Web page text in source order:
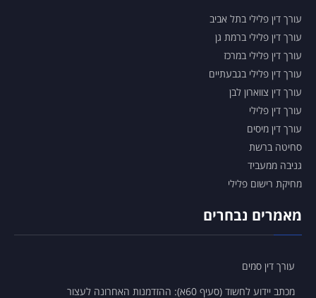
עורך דין פלילי בתל אביב
עורך דין פלילי ברמת גן
עורך דין פלילי במרכז
עורך דין פלילי בגבעתיים
עורך דין צווארון לבן
עורך דין פלילי
עורך דין מיסים
סחיטה ברשת
גניבה ממעביד
מחיקת רישום פלילי
מאמרים נבחרים
עורך דין סמים
מכתב יידוע לחשוד (סעיף 60א): ההזדמנות האחרונה לעצור